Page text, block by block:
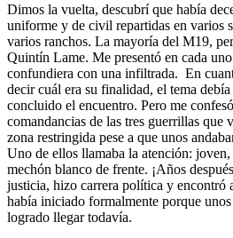
Dimos la vuelta, descubrí que había
uniforme y de civil repartidas en varios
varios ranchos. La mayoría del M19,
Quintín Lame. Me presentó en cada
confundiera con una infiltrada. En
decir cuál era su finalidad, el tema debía
concluido el encuentro. Pero me
comandancias de las tres guerrillas que
zona restringida pese a que unos
Uno de ellos llamaba la atención:
mechón blanco de frente. ¡Años
justicia, hizo carrera política y encontró
había iniciado formalmente porque
logrado llegar todavía.